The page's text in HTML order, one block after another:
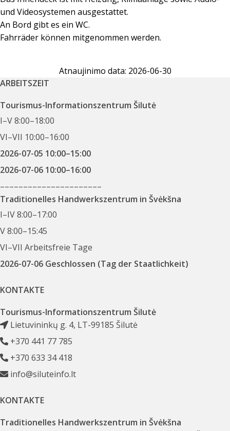
und Videosystemen ausgestattet.
An Bord gibt es ein WC.
Fahrräder können mitgenommen werden.
Atnaujinimo data: 2026-06-30
ARBEITSZEIT
Tourismus-Informationszentrum Šilutė
I–V 8:00–18:00
VI–VII 10:00–16:00
2026-07-05 10:00–15:00
2026-07-06 10:00–16:00
––––––––––––––––––––––
Traditionelles Handwerkszentrum in Švėkšna
I–IV 8:00–17:00
V 8:00–15:45
VI–VII Arbeitsfreie Tage
2026-07-06 Geschlossen (Tag der Staatlichkeit)
KONTAKTE
Tourismus-Informationszentrum Šilutė
Lietuvininkų g. 4, LT-99185 Šilutė
+370 441 77 785
+370 633 34 418
info@siluteinfo.lt
KONTAKTE
Traditionelles Handwerkszentrum in Švėkšna